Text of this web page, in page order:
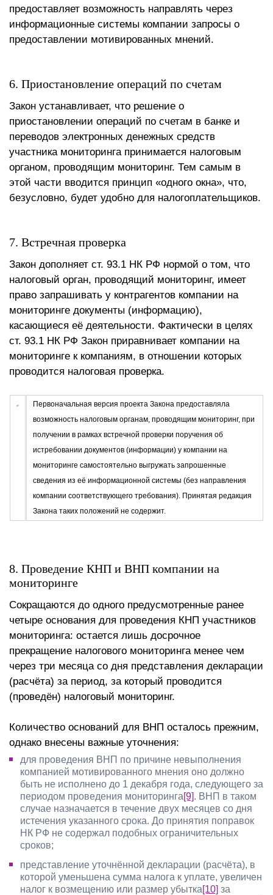
предоставляет возможность направлять через
информационные системы компании запросы о
предоставлении мотивированных мнений.
6. Приостановление операций по счетам
Закон устанавливает, что решение о
приостановлении операций по счетам в банке и
переводов электронных денежных средств
участника мониторинга принимается налоговым
органом, проводящим мониторинг. Тем самым в
этой части вводится принцип «одного окна», что,
безусловно, будет удобно для налогоплательщиков.
7. Встречная проверка
Закон дополняет ст. 93.1 НК РФ нормой о том, что
налоговый орган, проводящий мониторинг, имеет
право запрашивать у контрагентов компании на
мониторинге документы (информацию),
касающиеся её деятельности. Фактически в целях
ст. 93.1 НК РФ Закон приравнивает компании на
мониторинге к компаниям, в отношении которых
проводится налоговая проверка.
Первоначальная версия проекта Закона предоставляла
возможность налоговым органам, проводящим мониторинг, при
получении в рамках встречной проверки поручения об
истребовании документов (информации) у компании на
мониторинге самостоятельно выгружать запрошенные
сведения из её информационной системы (без направления
компании соответствующего требования). Принятая редакция
Закона таких положений не содержит.
8. Проведение КНП и ВНП компании на
мониторинге
Сокращаются до одного предусмотренные ранее
четыре основания для проведения КНП участников
мониторинга: остается лишь досрочное
прекращение налогового мониторинга менее чем
через три месяца со дня представления декларации
(расчёта) за период, за который проводится
(проведён) налоговый мониторинг.
Количество оснований для ВНП осталось прежним,
однако внесены важные уточнения:
для проведения ВНП по причине невыполнения
компанией мотивированного мнения оно должно
быть не исполнено до 1 декабря года, следующего за
периодом проведения мониторинга[9]. ВНП в таком
случае назначается в течение двух месяцев со дня
истечения указанного срока. До принятия поправок
НК РФ не содержал подобных ограничительных
сроков;
представление уточнённой декларации (расчёта), в
которой уменьшена сумма налога к уплате, увеличен
налог к возмещению или размер убытка[10] за